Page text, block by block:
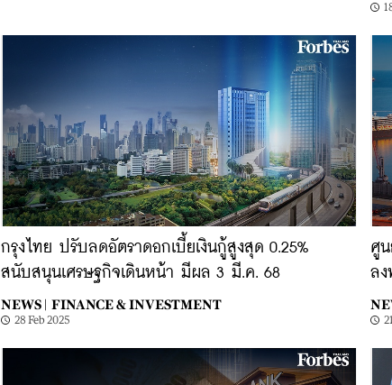
กรุงไทย ปรับลดอัตราดอกเบี้ยเงินกู้สูงสุด 0.25%
สนับสนุนเศรษฐกิจเดินหน้า มีผล 3 มี.ค. 68
NEWS | FINANCE & INVESTMENT
28 Feb 2025
ศู
ลง